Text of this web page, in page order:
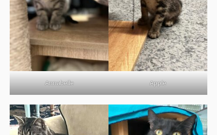
BOUTIQUE
FORUM
Annabelle Apple